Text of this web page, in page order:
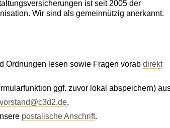
ist seit 2005 der
Wir sind als gemeinnützig anerkannt.
Ordnungen lesen sowie Fragen vorab direkt
ggf. zuvor lokal abspeichern)
vorstand@c3d2.de,
postalische Anschrift.